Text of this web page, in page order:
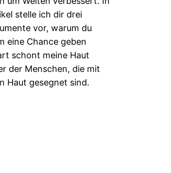
stelle ich dir drei
vor, warum du
eine Chance geben
schont meine Haut
der Menschen, die mit
Haut gesegnet sind.